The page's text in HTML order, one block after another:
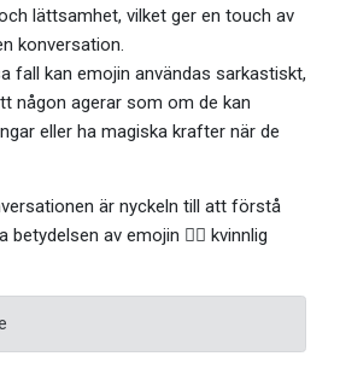
lättsamhet, vilket ger en touch av
konversation.
fall kan emojin användas sarkastiskt,
någon agerar som om de kan
eller ha magiska krafter när de
är nyckeln till att förstå
betydelsen av emojin 🧞‍♀️ kvinnlig